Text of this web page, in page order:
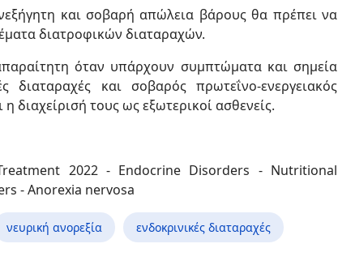
και σοβαρή απώλεια βάρους θα πρέπει να
διατροφικών διαταραχών.
όταν υπάρχουν συμπτώματα και σημεία
διαταραχές και σοβαρός πρωτεΐνο-ενεργειακός
διαχείρισή τους ως εξωτερικοί ασθενείς.
2022 - Endocrine Disorders - Nutritional
- Anorexia nervosa
νευρική ανορεξία ενδοκρινικές διαταραχές